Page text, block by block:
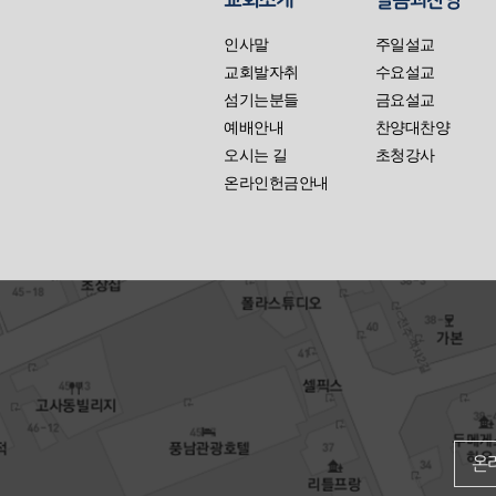
인사말
교회발자취
섬기는분들
예배안내
오시는 길
온라인헌금안내
주일설교
수요설교
금요설교
찬양대찬양
초청강사
온